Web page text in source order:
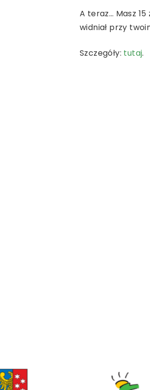
A teraz… Masz
widniał przy
Szczegóły: tutaj.